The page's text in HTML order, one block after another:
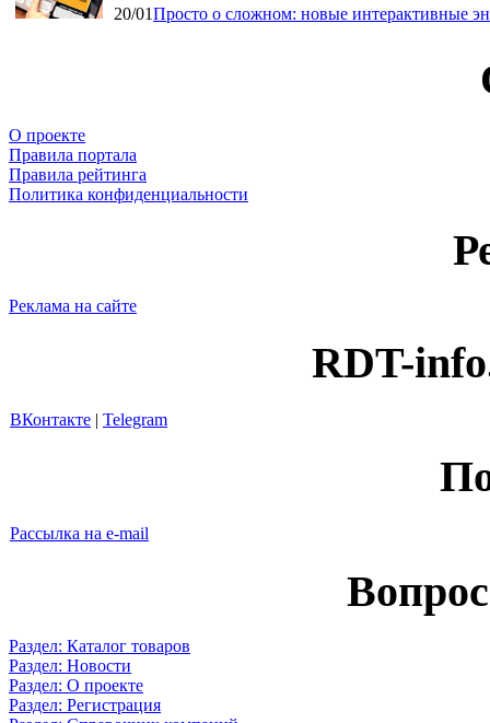
20/01Просто о сложном: новые интерактивные
О проекте
Правила портала
Правила рейтинга
Политика конфиденциальности
Реклама на сайте
RDT-
ВКонтакте | Telegram
Рассылка на e-mail
Раздел: Каталог товаров
Раздел: Новости
Раздел: О проекте
Раздел: Регистрация